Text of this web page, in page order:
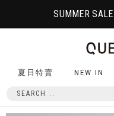
SUMMER
夏日特賣 NEW IN